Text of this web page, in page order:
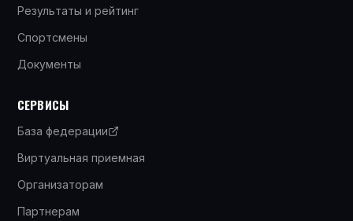
Результаты и рейтинг
Спортсмены
Документы
СЕРВИСЫ
База федерации
Виртуальная приемная
Организаторам
Партнерам